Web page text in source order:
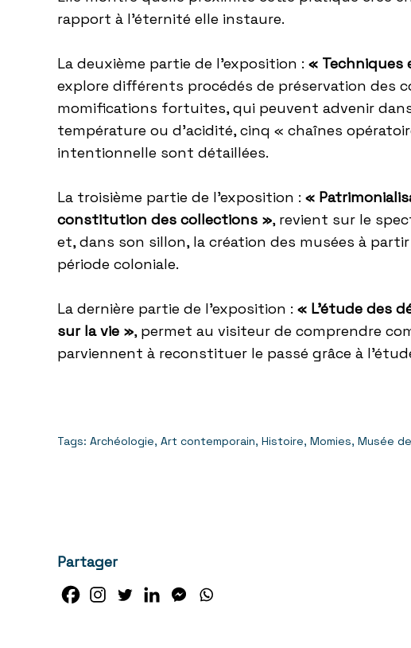
rapport à l’éternité elle instaure.
La deuxième partie de l’exposition : « Techniques
explore différents procédés de préservation des
momifications fortuites, qui peuvent advenir
température ou d’acidité, cinq « chaînes
intentionnelle sont détaillées.
La troisième partie de l’exposition : «
constitution des collections », revient sur le
et, dans son sillon, la création des musées à partir
période coloniale.
La dernière partie de l’exposition : « L’étude des
sur la vie », permet au visiteur de comprendre
parviennent à reconstituer le passé grâce à
Tags: Archéologie, Art contemporain, Histoire, Momies, Musée
Partager